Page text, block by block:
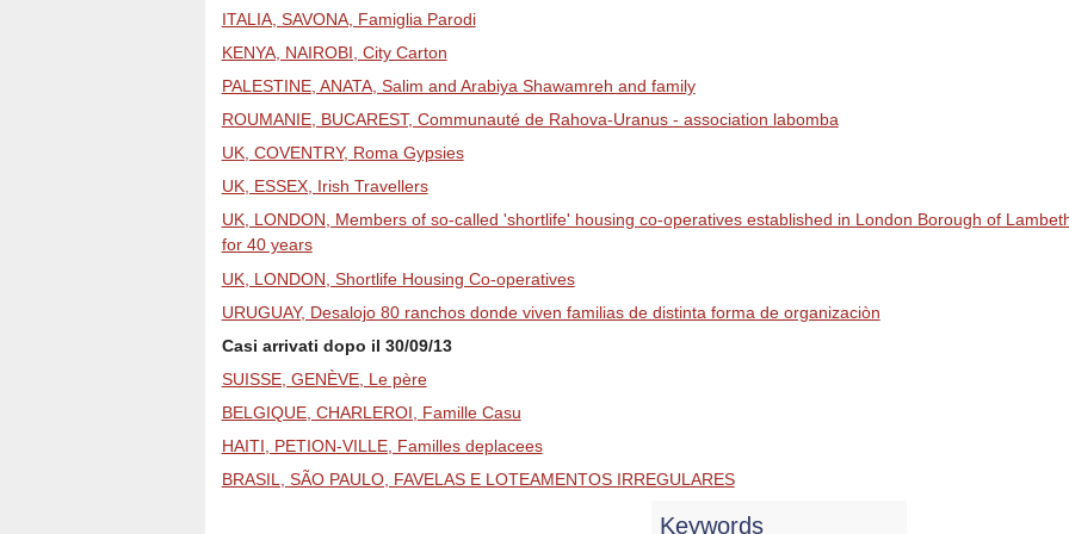
ITALIA, SAVONA, Famiglia Parodi
KENYA, NAIROBI, City Carton
PALESTINE, ANATA, Salim and Arabiya Shawamreh and family
ROUMANIE, BUCAREST, Communauté de Rahova-Uranus - association labomba
UK, COVENTRY, Roma Gypsies
UK, ESSEX, Irish Travellers
UK, LONDON, Members of so-called 'shortlife' housing co-operatives established in London Borough of
for 40 years
UK, LONDON, Shortlife Housing Co-operatives
URUGUAY, Desalojo 80 ranchos donde viven familias de distinta forma de organizaciòn
Casi arrivati dopo il 30/09/13
SUISSE, GENÈVE, Le père
BELGIQUE, CHARLEROI, Famille Casu
HAITI, PETION-VILLE, Familles deplacees
BRASIL, SÃO PAULO, FAVELAS E LOTEAMENTOS IRREGULARES
Keywords